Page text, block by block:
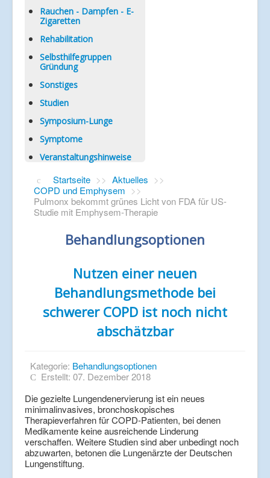
Rauchen - Dampfen - E-
Zigaretten
Rehabilitation
Selbsthilfegruppen
Gründung
Sonstiges
Studien
Symposium-Lunge
Symptome
Veranstaltungshinweise
Startseite >> Aktuelles >>
COPD und Emphysem >>
Pulmonx bekommt grünes Licht von FDA für US-
Studie mit Emphysem-Therapie
Behandlungsoptionen
Nutzen einer neuen
Behandlungsmethode bei
schwerer COPD ist noch nicht
abschätzbar
Kategorie: Behandlungsoptionen
Erstellt: 07. Dezember 2018
Die gezielte Lungendenervierung ist ein neues
minimalinvasives, bronchoskopisches
Therapieverfahren für COPD-Patienten, bei denen
Medikamente keine ausreichende Linderung
verschaffen. Weitere Studien sind aber unbedingt noch
abzuwarten, betonen die Lungenärzte der Deutschen
Lungenstiftung.